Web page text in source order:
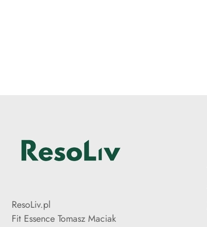
ResoLiv.pl
Fit Essence Tomasz Maciak